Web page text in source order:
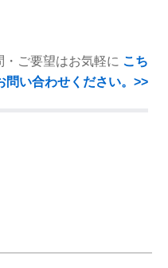
ご要望はお気軽に こち
問い合わせください。>>